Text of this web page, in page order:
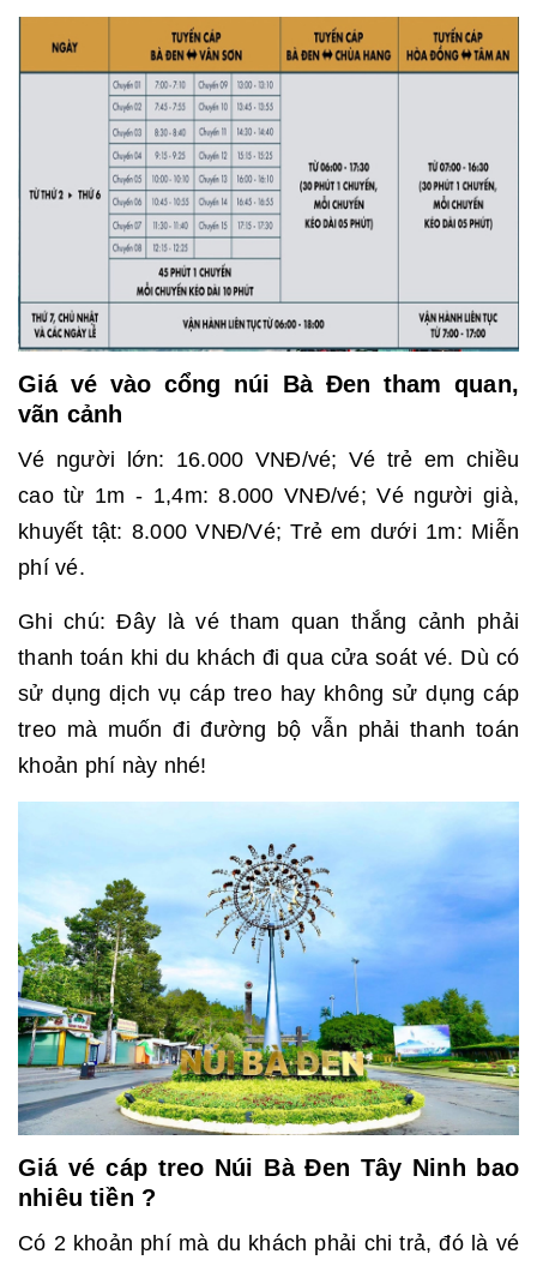
Giá vé vào cổng núi Bà Đen tham quan,
vãn cảnh
Vé người lớn: 16.000 VNĐ/vé; Vé trẻ em chiều
cao từ 1m - 1,4m: 8.000 VNĐ/vé; Vé người già,
khuyết tật: 8.000 VNĐ/Vé; Trẻ em dưới 1m: Miễn
phí vé.
Ghi chú: Đây là vé tham quan thắng cảnh phải
thanh toán khi du khách đi qua cửa soát vé. Dù có
sử dụng dịch vụ cáp treo hay không sử dụng cáp
treo mà muốn đi đường bộ vẫn phải thanh toán
khoản phí này nhé!
Giá vé cáp treo Núi Bà Đen Tây Ninh bao
nhiêu tiền ?
Có 2 khoản phí mà du khách phải chi trả, đó là vé